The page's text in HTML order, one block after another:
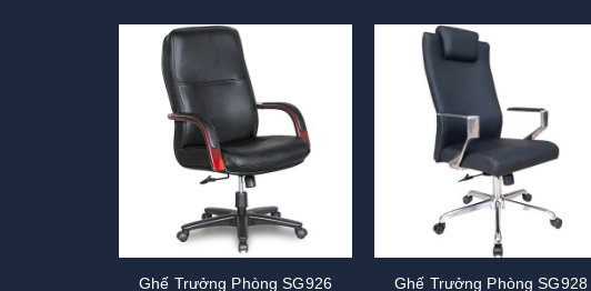
Ghế Trưởng Phòng SG926 Ghế Trưởng Phòng SG928